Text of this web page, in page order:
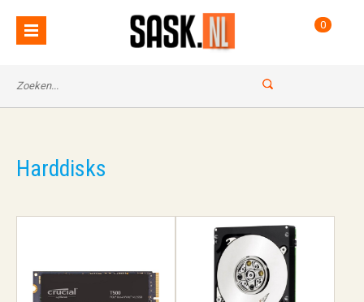
0
Harddisks